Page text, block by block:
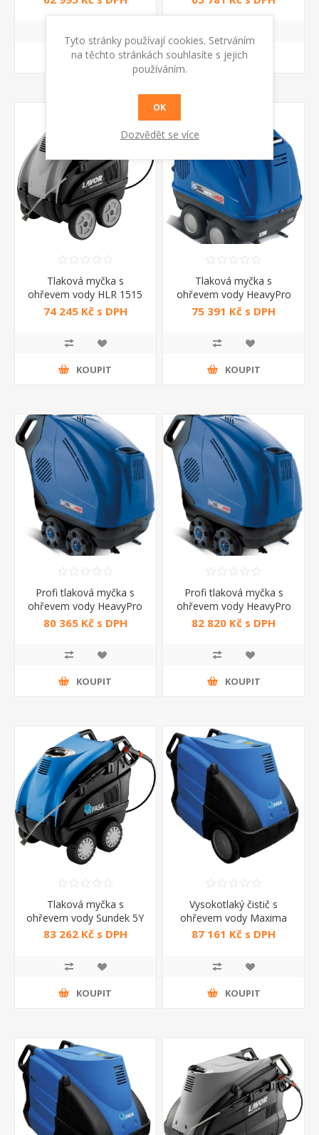
KOUPIT KOUPIT
Tlaková myčka s
ohřevem vody HLR 1515
LP Lavor
74 245 Kč s DPH
KOUPIT
Tlaková myčka s
ohřevem vody HeavyPro
6970N Annovi Reverberi
75 391 Kč s DPH
KOUPIT
Profi tlaková myčka s
ohřevem vody HeavyPro
7870N Annovi Reverberi
80 365 Kč s DPH
KOUPIT
Profi tlaková myčka s
ohřevem vody HeavyPro
7850N Annovi Reverberi
82 820 Kč s DPH
KOUPIT
Tlaková myčka s
ohřevem vody Sundek 5Y
2015 FASA
83 262 Kč s DPH
KOUPIT
Vysokotlaký čistič s
ohřevem vody Maxima
XXL 2021 FASA
87 161 Kč s DPH
KOUPIT
Tyto stránky používají cookies. Setrváním
na těchto stránkách souhlasíte s jejich
používáním.
OK
Dozvědět se více